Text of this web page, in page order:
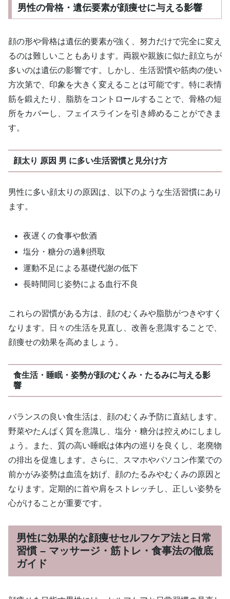
男性の骨格・遺伝要素が顔痩せに与える影響
顔の形や骨格は遺伝的要素が強く、努力だけで完全に変え
るのは難しいこともあります。両親や親族に似た顔立ちが
多いのは遺伝の影響です。しかし、生活習慣や筋肉の使い
方次第で、印象を大きく変えることは可能です。特に表情
筋を鍛えたり、脂肪をコントロールすることで、骨格の短
所をカバーし、フェイスラインを引き締めることができま
す。
顔太り 原因 男 に多い生活習慣と見分け方
男性に多い顔太りの原因は、以下のような生活習慣にあり
ます。
夜遅くの食事や飲酒
塩分・糖分の過剰摂取
運動不足による基礎代謝の低下
長時間同じ姿勢による血行不良
これらの習慣がある方は、顔のむくみや脂肪がつきやすく
なります。日々の生活を見直し、改善を意識することで、
顔痩せの効果を高めましょう。
食生活・睡眠・姿勢が顔のむくみ・たるみに与える影
響
バランスの良い食生活は、顔のむくみ予防に直結します。
野菜やたんぱく質を意識し、塩分・糖分は控えめにしまし
ょう。また、質の高い睡眠は体内の巡りを良くし、老廃物
の排出を促進します。さらに、スマホやパソコン作業での
前かがみ姿勢は血流を妨げ、顔のたるみやむくみの原因と
なります。定期的に首や肩をストレッチし、正しい姿勢を
心がけることが重要です。
男性に効果的な顔痩せセルフケア法と日常
習慣 – マッサージ・筋トレ・食事法の徹底
ガイド